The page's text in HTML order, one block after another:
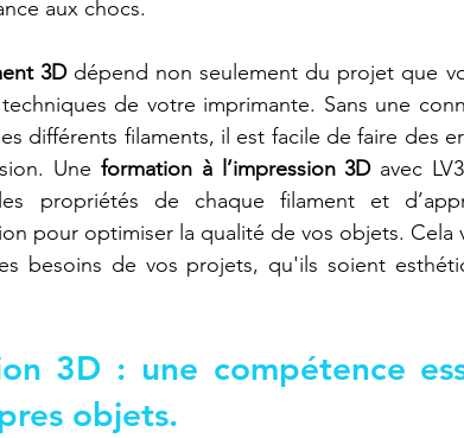
aux chocs.
3D dépend non seulement du projet que
de votre imprimante. Sans une
différents filaments, il est facile de faire des
Une formation à l’impression 3D avec
propriétés de chaque filament et
pour optimiser la qualité de vos objets. Cela
besoins de vos projets, qu'ils soient
3D : une compétence
objets.